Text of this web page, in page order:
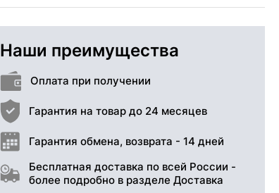
Наши преимущества
Оплата при получении
Гарантия на товар до 24 месяцев
Гарантия обмена, возврата - 14 дней
Бесплатная доставка по всей России -
более подробно в разделе Доставка